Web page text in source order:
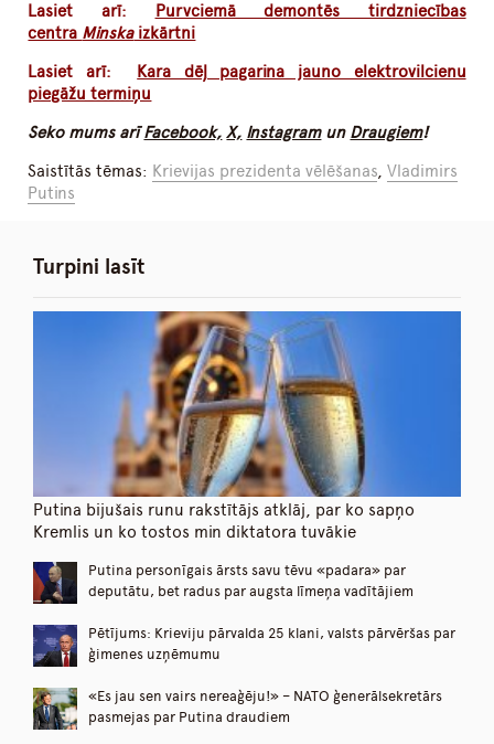
Lasiet arī:
Purvciemā demontēs tirdzniecības
centra Minskaizkārtni
Lasiet arī:
Kara dēļ pagarina jauno elektrovilcienu
piegāžu termiņu
Seko mums arīFacebook, X, Instagramun Draugiem!
Saistītās tēmas: Krievijas prezidenta vēlēšanas,Vladimirs
Putins
Turpini lasīt
Putina bijušais runu rakstītājs atklāj, par ko sapņo
Kremlis un ko tostos min diktatora tuvākie
Putina personīgais ārsts savu tēvu «padara» par
deputātu, bet radus par augsta līmeņa vadītājiem
Pētījums: Krieviju pārvalda 25 klani, valsts pārvēršas par
ģimenes uzņēmumu
«Es jau sen vairs nereaģēju!» – NATO ģenerālsekretārs
pasmejas par Putina draudiem